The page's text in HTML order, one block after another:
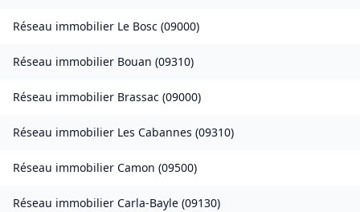
Réseau immobilier Le Bosc (09000)
Réseau immobilier Bouan (09310)
Réseau immobilier Brassac (09000)
Réseau immobilier Les Cabannes (09310)
Réseau immobilier Camon (09500)
Réseau immobilier Carla-Bayle (09130)